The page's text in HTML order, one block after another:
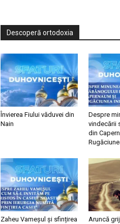
Descoperă ortodoxia
Învierea Fiului văduvei din
Nain
Despre
vindecării
din
Zaheu Vameșul și sfințirea
Aruncă